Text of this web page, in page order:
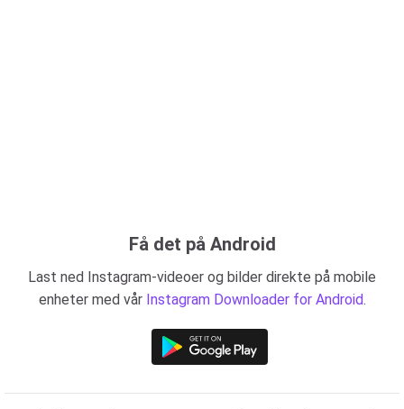
Få det på Android
Last ned Instagram-videoer og bilder direkte på mobile
enheter med vår Instagram Downloader for Android.